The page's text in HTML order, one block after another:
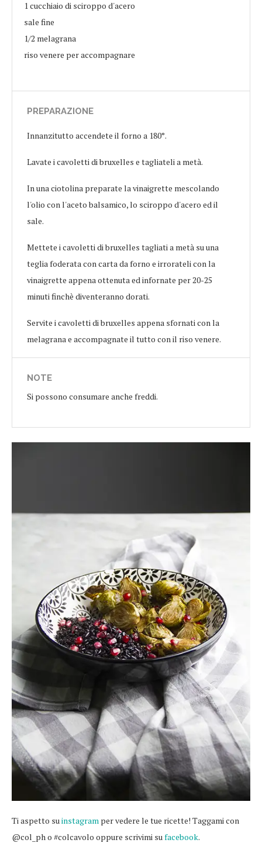
1 cucchiaio di sciroppo d'acero
sale fine
1/2 melagrana
riso venere per accompagnare
PREPARAZIONE
Innanzitutto accendete il forno a 180°.
Lavate i cavoletti di bruxelles e tagliateli a metà.
In una ciotolina preparate la vinaigrette mescolando
l'olio con l'aceto balsamico, lo sciroppo d'acero ed il
sale.
Mettete i cavoletti di bruxelles tagliati a metà su una
teglia foderata con carta da forno e irrorateli con la
vinaigrette appena ottenuta ed infornate per 20-25
minuti finchè diventeranno dorati.
Servite i cavoletti di bruxelles appena sfornati con la
melagrana e accompagnate il tutto con il riso venere.
NOTE
Si possono consumare anche freddi.
Ti aspetto su instagram per vedere le tue ricette! Taggami con
@col_ph o #colcavolo oppure scrivimi su facebook.